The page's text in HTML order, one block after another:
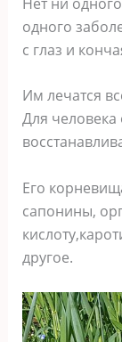
одного
с глаз и
Им лечатся
Для человека
Его
сапонины,
другое.